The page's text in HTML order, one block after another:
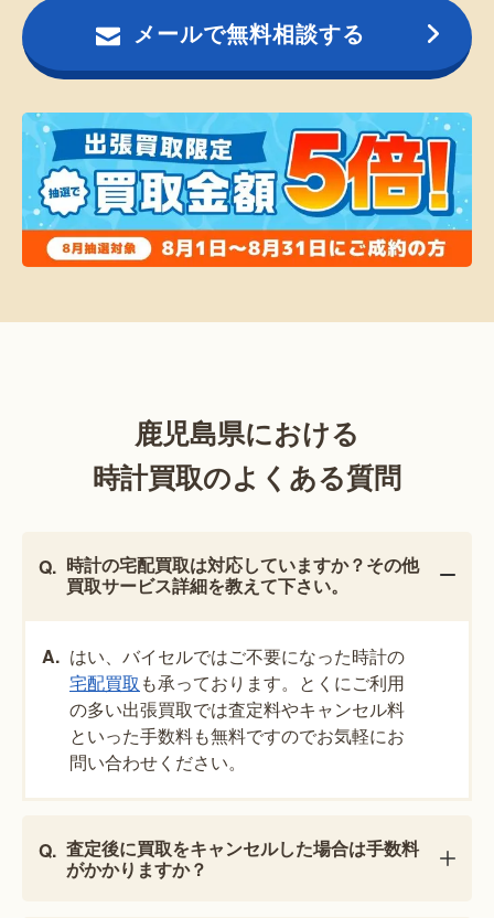
メールで無料相談する
鹿児島県における
時計買取のよくある質問
時計の宅配買取は対応していますか？その他
買取サービス詳細を教えて下さい。
はい、バイセルではご不要になった時計の
宅配買取 も承っております。とくにご利用
の多い出張買取では査定料やキャンセル料
といった手数料も無料ですのでお気軽にお
問い合わせください。
査定後に買取をキャンセルした場合は手数料
がかかりますか？